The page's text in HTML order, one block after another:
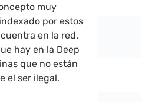
muy
por estos
en la red.
hay en la Deep
que no están
el ser ilegal.